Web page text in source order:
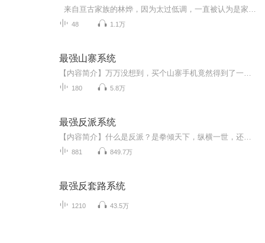
48 1.1万
最强山寨系统
180 5.8万
最强反派系统
881 849.7万
最强反套路系统
1210 43.5万